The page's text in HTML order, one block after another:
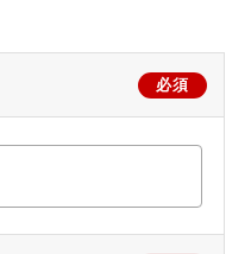
必須